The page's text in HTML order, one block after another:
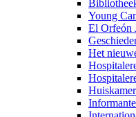
Young
El Orfeón
Het